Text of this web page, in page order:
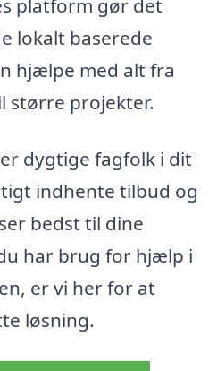
platform gør det
lokalt baserede
hjælpe med alt fra
større projekter.
dygtige fagfolk i dit
indhente tilbud og
bedst til dine
har brug for hjælp i
er vi her for at
løsning.